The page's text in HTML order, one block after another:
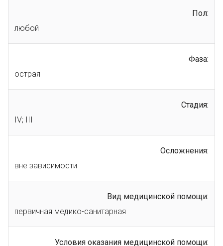
Пол:
любой
Фаза:
острая
Стадия:
IV; III
Осложнения:
вне зависимости
Вид медицинской помощи:
первичная медико-санитарная
Условия оказания медицинской помощи: